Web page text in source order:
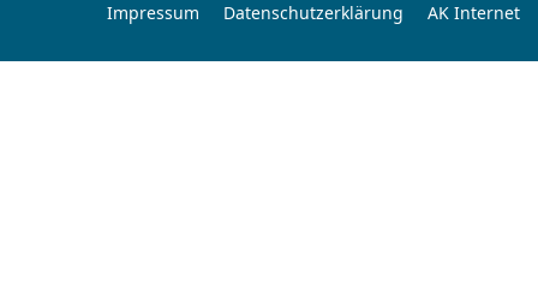
Impressum
Datenschutzerklärung AK Internet